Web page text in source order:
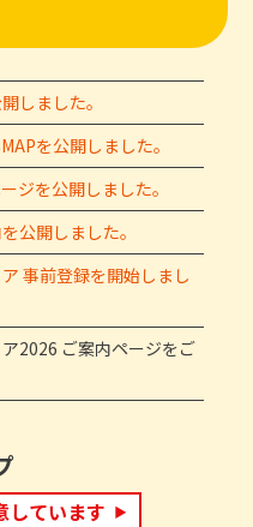
しました。
を公開しました。
ジを公開しました。
公開しました。
事前登録を開始しまし
2026 ご案内ページをご
しています